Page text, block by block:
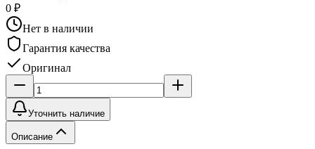
0 ₽
Нет в наличии
Гарантия качества
Оригинал
Уточнить наличие
Описание